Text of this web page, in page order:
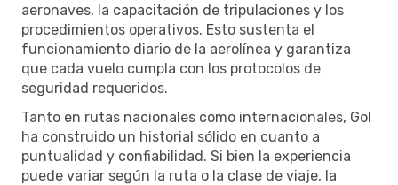
aeronaves, la capacitación de tripulaciones y los
procedimientos operativos. Esto sustenta el
funcionamiento diario de la aerolínea y garantiza
que cada vuelo cumpla con los protocolos de
seguridad requeridos.
Tanto en rutas nacionales como internacionales, Gol
ha construido un historial sólido en cuanto a
puntualidad y confiabilidad. Si bien la experiencia
puede variar según la ruta o la clase de viaje, la